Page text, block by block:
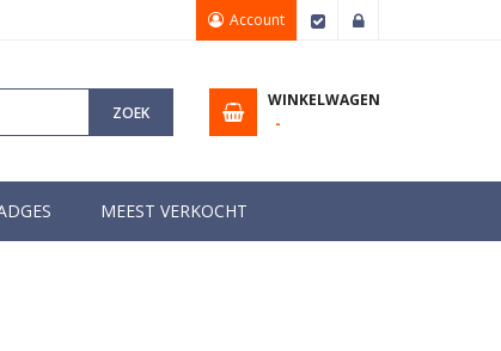
Account Afrekenen
ZOEK
WINKELWAGEN
MEEST VERKOCHT